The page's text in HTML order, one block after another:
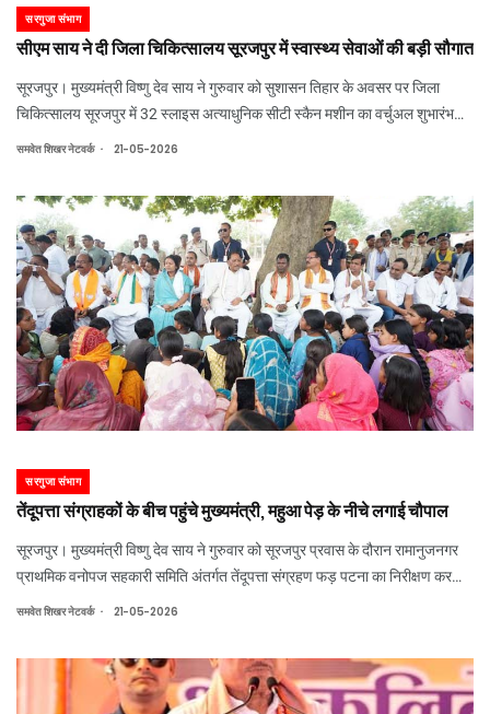
सरगुजा संभाग
सीएम साय ने दी जिला चिकित्सालय सूरजपुर में स्वास्थ्य सेवाओं की बड़ी सौगात
सूरजपुर। मुख्यमंत्री विष्णु देव साय ने गुरुवार को सुशासन तिहार के अवसर पर जिला
चिकित्सालय सूरजपुर में 32 स्लाइस अत्याधुनिक सीटी स्कैन मशीन का वर्चुअल शुभारंभ
किया। स्वास्थ्य एवं परिवार कल्याण विभाग, छत्तीसगढ़ शासन, सीजीएमएससी तथा
समवेत शिखर नेटवर्क . 21-05-2026
सरगुजा संभाग
तेंदूपत्ता संग्राहकों के बीच पहुंचे मुख्यमंत्री, महुआ पेड़ के नीचे लगाई चौपाल
सूरजपुर। मुख्यमंत्री विष्णु देव साय ने गुरुवार को सूरजपुर प्रवास के दौरान रामानुजनगर
प्राथमिक वनोपज सहकारी समिति अंतर्गत तेंदूपत्ता संग्रहण फड़ पटना का निरीक्षण कर
तेंदूपत्ता संग्राहकों से आत्मीय संवाद किया। मुख्यमंत्री श्री साय ने तेंदूपत्ता संग्रहण कार्य
समवेत शिखर नेटवर्क . 21-05-2026